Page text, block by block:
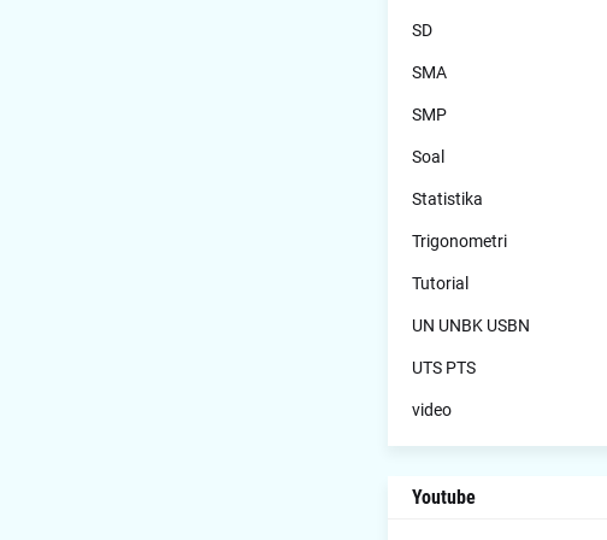
SD
SMA
SMP
Soal
Statistika
Trigonometri
Tutorial
UN UNBK USBN
UTS PTS
video
Youtube